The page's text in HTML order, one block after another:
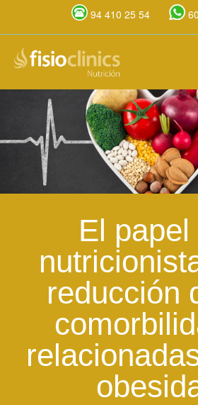
Pasar
contenido
94 410 25 54
El papel
reducción